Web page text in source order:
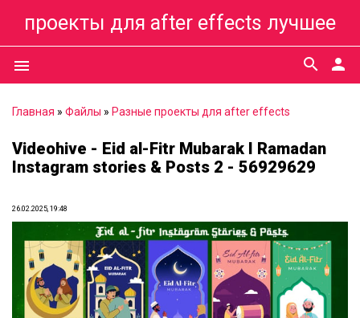
проекты для after effects лучшее
menu person
search
Главная » Файлы » Разные проекты для after effects
Videohive - Eid al-Fitr Mubarak I Ramadan
Instagram stories & Posts 2 - 56929629
26.02.2025, 19:48